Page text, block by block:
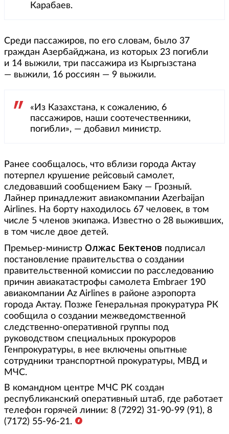
Карабаев.
Среди пассажиров, по его словам, было 37
граждан Азербайджана, из которых 23 погибли
и 14 выжили, три пассажира из Кыргызстана
— выжили, 16 россиян — 9 выжили.
«Из Казахстана, к сожалению, 6
пассажиров, наши соотечественники,
погибли», — добавил министр.
Ранее сообщалось, что вблизи города Актау
потерпел крушение рейсовый самолет,
следовавший сообщением Баку — Грозный.
Лайнер принадлежит авиакомпании Azerbaijan
Airlines. На борту находилось 67 человек, в том
числе 5 членов экипажа. Известно о 28 выживших,
в том числе двое детей.
Премьер-министр Олжас Бектенов подписал
постановление правительства о создании
правительственной комиссии по расследованию
причин авиакатастрофы самолета Embraer 190
авиакомпании Az Airlines в районе аэропорта
города Актау. Позже Генеральная прокуратура РК
сообщила о создании межведомственной
следственно-оперативной группы под
руководством специальных прокуроров
Генпрокуратуры, в нее включены опытные
сотрудники транспортной прокуратуры, МВД и
МЧС.
В командном центре МЧС РК создан
республиканский оперативный штаб, где работает
телефон горячей линии: 8 (7292) 31-90-99 (91), 8
(7172) 55-96-21.